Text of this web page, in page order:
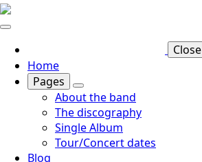
Skip
to
main
content
Close
Home
Pages
About the band
The discography
Single Album
Tour/Concert dates
Blog